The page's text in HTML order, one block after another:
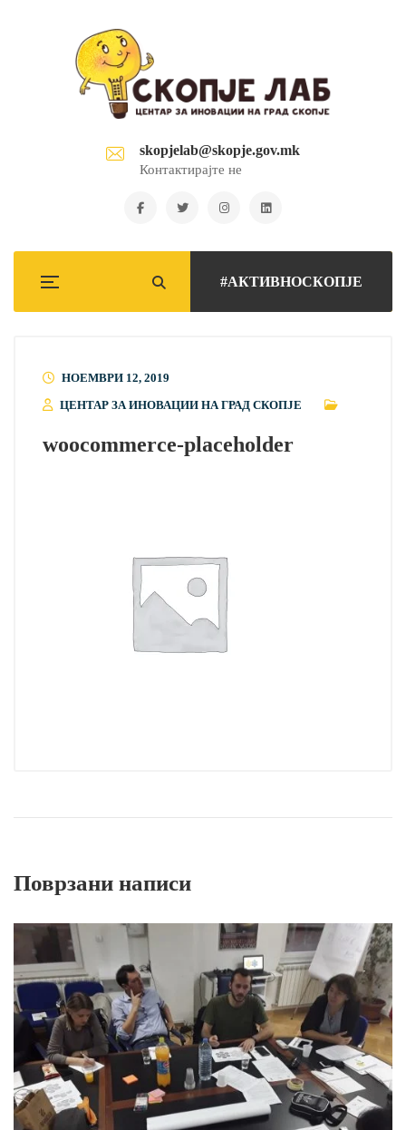
skopjelab@skopje.gov.mk
Контактирајте не
#АКТИВНОСКОПЈЕ
НОЕМВРИ 12, 2019
ЦЕНТАР ЗА ИНОВАЦИИ НА ГРАД СКОПЈЕ
woocommerce-placeholder
Поврзани написи